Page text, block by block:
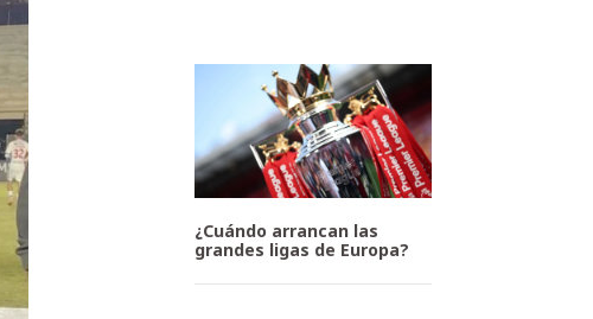
¿Cuándo arrancan las
grandes ligas de Europa?